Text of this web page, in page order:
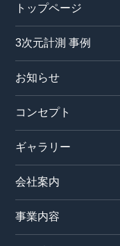
トップページ
3次元計測 事例
お知らせ
コンセプト
ギャラリー
会社案内
事業内容